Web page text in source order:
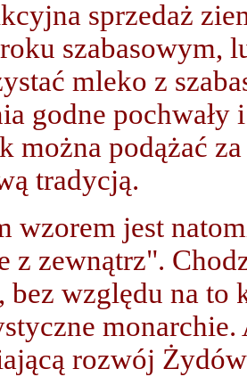
sprzedaż
szabasowym,
mleko z
godne
można podążać
tradycją.
wzorem jest
z zewnątrz".
względu na to
rozwój